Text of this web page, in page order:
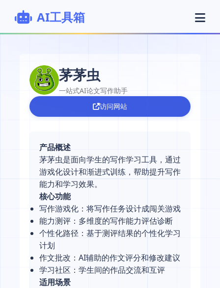
AI工具箱
茅茅虫
一站式AI论文写作助手
访问网站
产品概述
茅茅虫是面向学生的写作学习工具，通过
游戏化设计和渐进式训练，帮助提升写作
能力和学习效果。
核心功能
写作游戏化：将写作任务设计成闯关游戏
能力测评：多维度的写作能力评估诊断
个性化路径：基于测评结果的个性化学习
计划
作文批改：AI辅助的作文评分和修改建议
学习社区：学生间的作品交流和互评
适用场景